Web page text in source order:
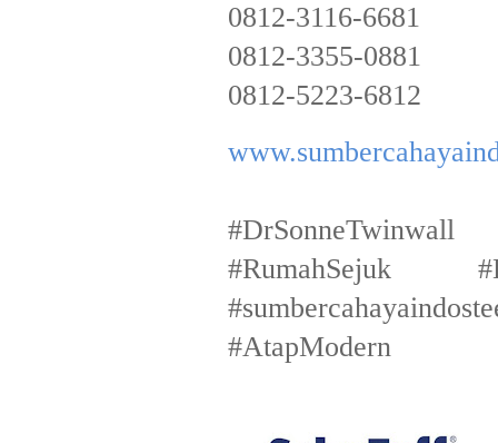
0812-3116-6681
0812-3355-0881
0812-5223-6812
#DrSonneTwinwall
#RumahSejuk
#AtapModern